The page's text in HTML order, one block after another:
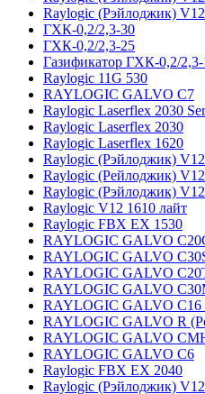
Raylogic (Рэйлоджик)
ГХК-0,2/2,3-30
ГХК-0,2/2,3-25
Газификатор ГХК-0,2/
Raylogic 11G 530
RAYLOGIC GALVO С7
Raylogic Laserflex 2030
Raylogic Laserflex 2030
Raylogic Laserflex 1620
Raylogic (Рэйлоджик)
Raylogic (Рейлоджик)
Raylogic (Рэйлоджик)
Raylogic V12 1610 лайт
Raylogic FBX EX 1530
RAYLOGIC GALVO
RAYLOGIC GALVO
RAYLOGIC GALVO
RAYLOGIC GALVO
RAYLOGIC GALVO С16
RAYLOGIC GALVO R
RAYLOGIC GALVO
RAYLOGIC GALVO С6
Raylogic FBX EX 2040
Raylogic (Рэйлоджик)